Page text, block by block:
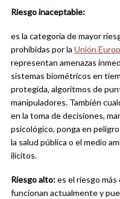
Riesgo inaceptable:
es la categoría de mayor
prohibidas por la Unión
representan amenazas
sistemas biométricos en
protegida, algoritmos de
manipuladores. También
en la toma de decisiones,
psicológico, ponga en
la salud pública o el medio
ilícitos.
Riesgo alto:es el riesgo
funcionan actualmente y